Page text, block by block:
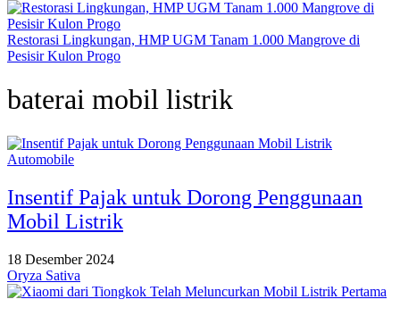
Restorasi Lingkungan, HMP UGM Tanam 1.000 Mangrove di
Pesisir Kulon Progo
baterai mobil listrik
Automobile
Insentif Pajak untuk Dorong Penggunaan
Mobil Listrik
18 Desember 2024
Oryza Sativa